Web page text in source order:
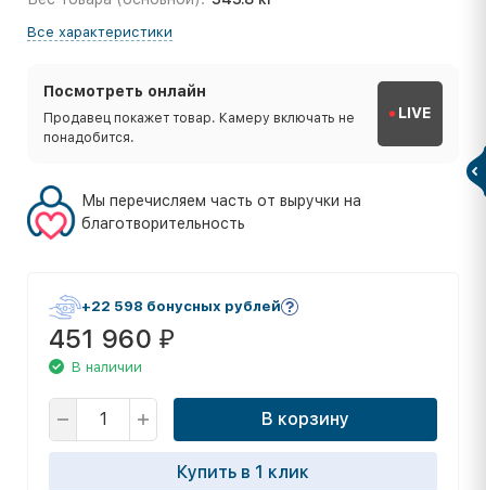
Все характеристики
Посмотреть онлайн
Продавец покажет товар. Камеру включать не
понадобится.
LIVE
Мы перечисляем часть от выручки на
благотворительность
+22 598 бонусных рублей
451 960 ₽
В наличии
В корзину
Купить в 1 клик